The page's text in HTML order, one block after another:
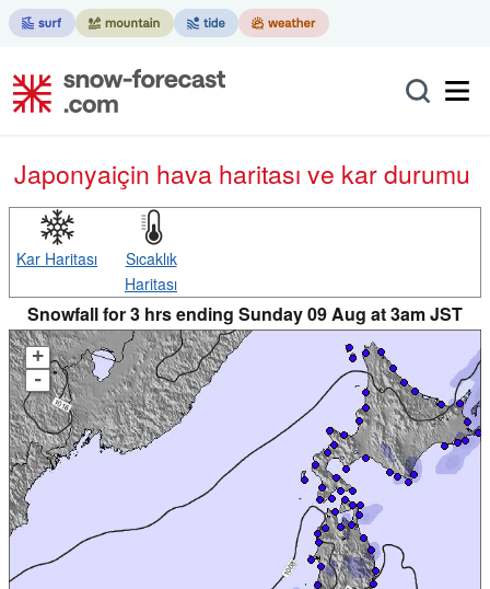
Japonyaiçin hava haritası ve kar durumu
Kar Haritası
Sıcaklık
Haritası
Snowfall for 3 hrs ending Sunday 09 Aug at 3am JST
+
-